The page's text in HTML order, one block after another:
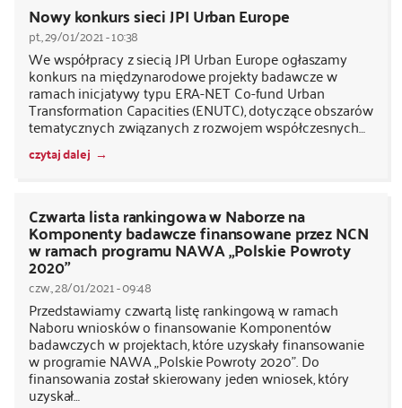
Nowy konkurs sieci JPI Urban Europe
pt., 29/01/2021 - 10:38
We współpracy z siecią JPI Urban Europe ogłaszamy
konkurs na międzynarodowe projekty badawcze w
ramach inicjatywy typu ERA-NET Co-fund Urban
Transformation Capacities (ENUTC), dotyczące obszarów
tematycznych związanych z rozwojem współczesnych…
czytaj dalej
Czwarta lista rankingowa w Naborze na
Komponenty badawcze finansowane przez NCN
w ramach programu NAWA „Polskie Powroty
2020”
czw., 28/01/2021 - 09:48
Przedstawiamy czwartą listę rankingową w ramach
Naboru wniosków o finansowanie Komponentów
badawczych w projektach, które uzyskały finansowanie
w programie NAWA „Polskie Powroty 2020”. Do
finansowania został skierowany jeden wniosek, który
uzyskał…